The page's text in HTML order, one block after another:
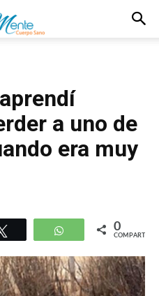
a uno de
era muy
WhatsApp
0
COMPARTIR